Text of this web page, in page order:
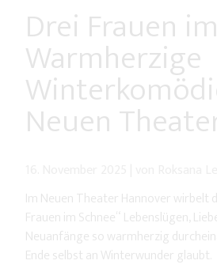
Drei Frauen
Warmherzige
Neuen
Im Neuen Theater Hannover wirbelt
Frauen im Schnee“ Lebenslügen,
Neuanfänge so warmherzig
Ende selbst an Winterwunder glaubt.